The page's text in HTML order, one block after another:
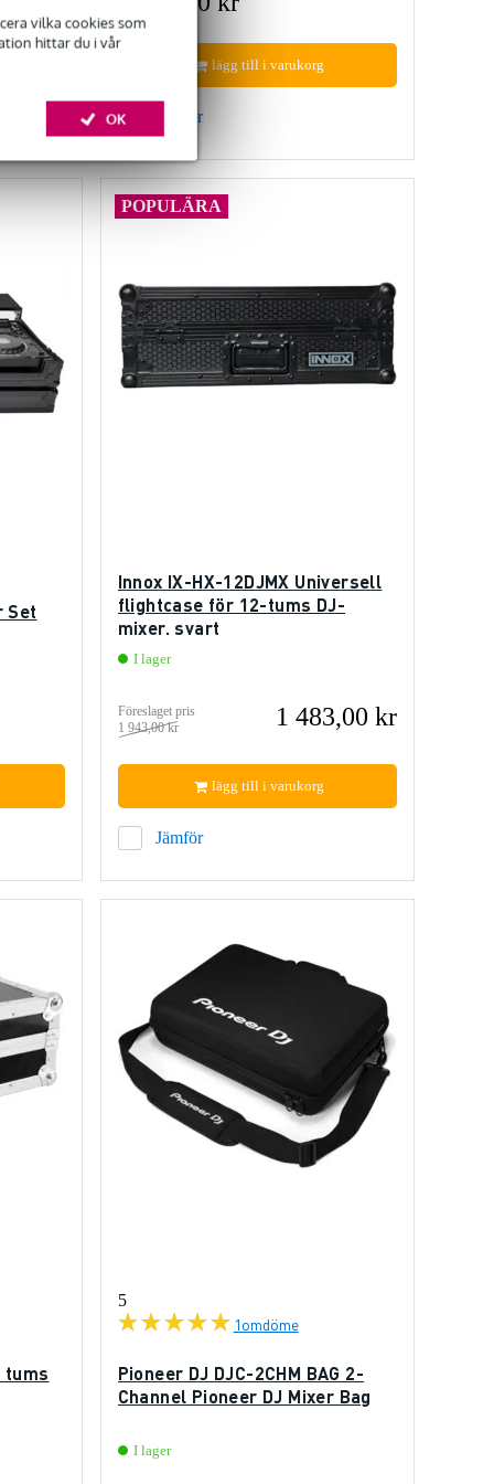
vilka cookies som
hittar du i vår
OK Jämför
lägg till i varukorg
Set
POPULÄRA
Innox IX-HX-12DJMX Universell
flightcase för 12-tums DJ-
mixer, svart
I lager
Föreslaget pris
1 943,00 kr
1 483,00 kr
Jämför
lägg till i varukorg
tums
5
1omdöme
Pioneer DJ DJC-2CHM BAG 2-
Channel Pioneer DJ Mixer Bag
I lager